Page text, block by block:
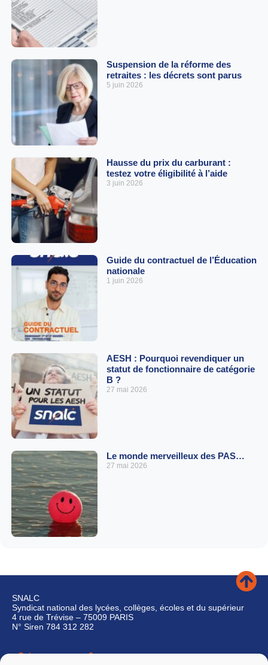
Suspension de la réforme des
retraites : les décrets sont parus
5 juin 2026
Hausse du prix du carburant :
testez votre éligibilité à l’aide
3 juin 2026
Guide du contractuel de l’Éducation
nationale
1 juin 2026
AESH : Pourquoi revendiquer un
statut de fonctionnaire de catégorie
B ?
27 mai 2026
Le monde merveilleux des PAS…
27 mai 2026
SNALC
Syndicat national des lycées, collèges, écoles et du supérieur
4 rue de Trévise – 75009 PARIS
N° Siren 784 312 282
Qui sommes-nous ?